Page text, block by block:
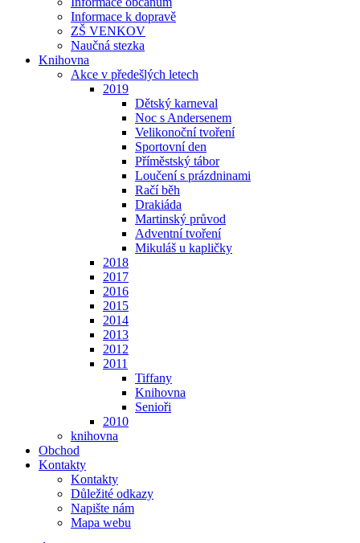
Informace k dopravě
ZŠ VENKOV
Naučná stezka
Knihovna
Akce v předešlých letech
2019
Dětský karneval
Noc s Andersenem
Velikonoční tvoření
Sportovní den
Příměstský tábor
Loučení s prázdninami
Račí běh
Drakiáda
Martinský průvod
Adventní tvoření
Mikuláš u kapličky
2018
2017
2016
2015
2014
2013
2012
2011
Tiffany
Knihovna
Senioři
2010
knihovna
Obchod
Kontakty
Kontakty
Důležité odkazy
Napište nám
Mapa webu